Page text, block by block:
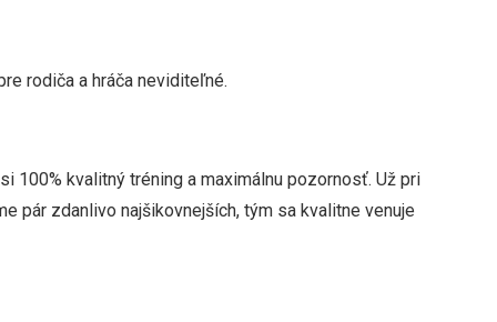
rodiča a hráča neviditeľné.
100% kvalitný tréning a maximálnu pozornosť. Už pri
pár zdanlivo najšikovnejších, tým sa kvalitne venuje